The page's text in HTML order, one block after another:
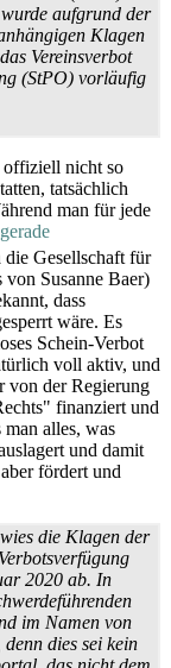
aufgrund der
Klagen
Vereinsverbot
(StPO) vorläufig
offiziell nicht so
tatsächlich
man für jede
die Gesellschaft für
von Susanne Baer)
dass
wäre. Es
Schein-Verbot
voll aktiv, und
von der Regierung
finanziert und
man alles, was
und damit
fördert und
die Klagen der
2020 ab. In
im Namen von
dies sei kein